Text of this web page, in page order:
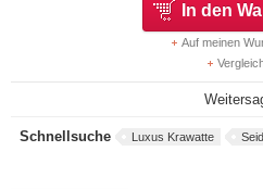
In den
Auf meinen
Schnellsuche Luxus Krawatte